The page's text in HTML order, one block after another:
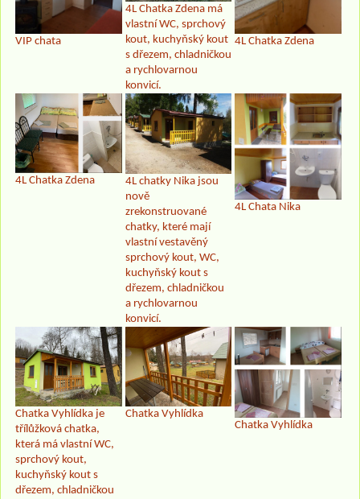
VIP chata
4L Chatka Zdena má
vlastní WC, sprchový
kout, kuchyňský kout
s dřezem, chladničkou
a rychlovarnou
konvicí.
4L Chatka Zdena
4L Chatka Zdena
4L chatky Nika jsou
nově
zrekonstruované
chatky, které mají
vlastní vestavěný
sprchový kout, WC,
kuchyňský kout s
dřezem, chladničkou
a rychlovarnou
konvicí.
4L Chata Nika
Chatka Vyhlídka je
třílůžková chatka,
která má vlastní WC,
sprchový kout,
kuchyňský kout s
dřezem, chladničkou
Chatka Vyhlídka
Chatka Vyhlídka